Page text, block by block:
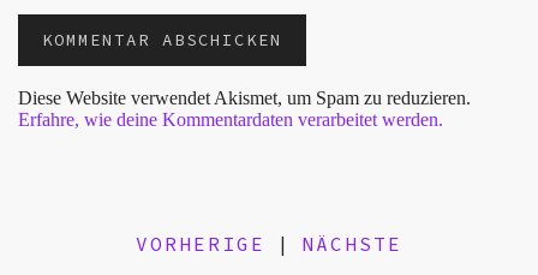
Diese Website verwendet Akismet, um Spam zu reduzieren.
Erfahre, wie deine Kommentardaten verarbeitet werden.
VORHERIGE | NÄCHSTE